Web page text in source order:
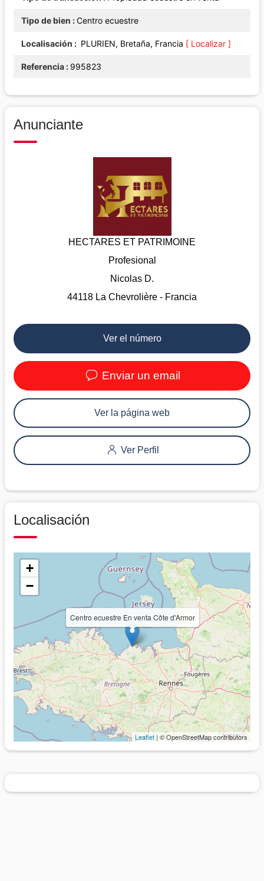
Tipo de bien Centro ecuestre
Localisación PLURIEN, Bretaña, Francia [ Localizar ]
Referencia 995823
Anunciante
HECTARES ET PATRIMOINE
Profesional
Nicolas D.
44118 La Chevrolière - Francia
Ver el número
Enviar un email
Ver la página web
Ver Perfil
Localisación
Centro ecuestre En venta Côte d'Armor
+
−
Leaflet | © OpenStreetMap contributors